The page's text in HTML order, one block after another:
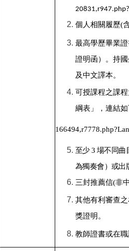
個人相關履歷(
最高學歷畢業
證明函）。持
及中文譯本。
可授課程之課
綱表」，連結如
至少 3 場不同曲
為獨奏會）或出
三封推薦信(非
其他有利審查
獎證明。
教師證書或在職